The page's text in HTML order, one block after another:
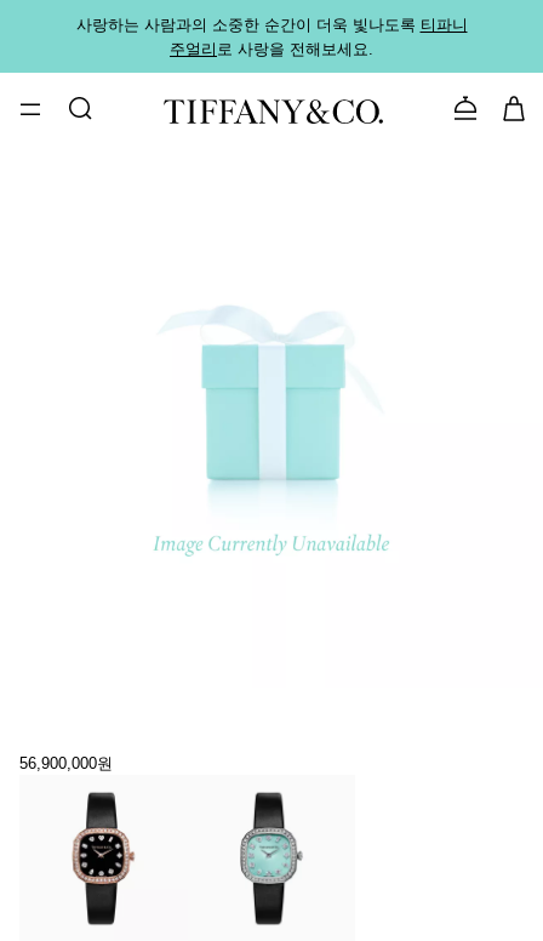
사랑하는 사람과의 소중한 순간이 더욱 빛나도록 티파니
주얼리로 사랑을 전해보세요.
문의하기
56,900,000원